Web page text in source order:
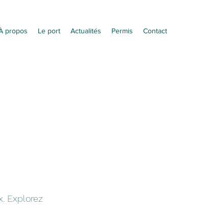
propos Le port Actualités Permis Contact
Explorez